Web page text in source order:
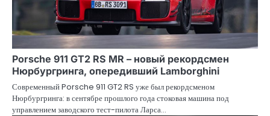
Porsche 911 GT2 RS MR – новый рекордсмен
Нюрбургринга, опередивший Lamborghini
Современный Porsche 911 GT2 RS уже был рекордсменом
Нюрбургринга: в сентябре прошлого года стоковая машина под
управлением заводского тест-пилота Ларса…